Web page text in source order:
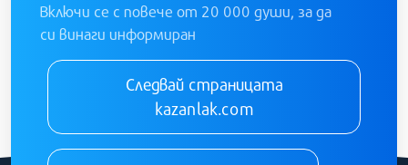
Включи се с повече от 20 000 души, за да
си винаги информиран
Следвай страницата
kazanlak.com